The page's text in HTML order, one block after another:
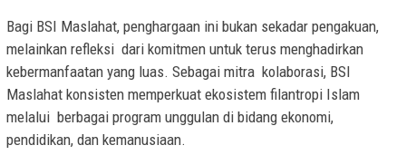
Bagi BSI Maslahat, penghargaan ini bukan sekadar pengakuan,
melainkan refleksi dari komitmen untuk terus menghadirkan
kebermanfaatan yang luas. Sebagai mitra kolaborasi, BSI
Maslahat konsisten memperkuat ekosistem filantropi Islam
melalui berbagai program unggulan di bidang ekonomi,
pendidikan, dan kemanusiaan.